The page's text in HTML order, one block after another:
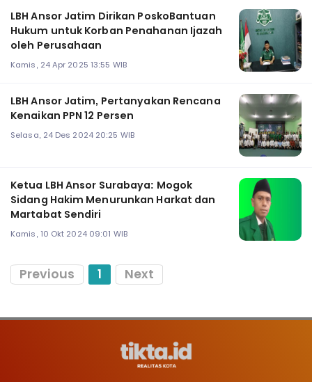
LBH Ansor Jatim Dirikan PoskoBantuan
Hukum untuk Korban Penahanan Ijazah
oleh Perusahaan
Kamis, 24 Apr 2025 13:55 WIB
LBH Ansor Jatim, Pertanyakan Rencana
Kenaikan PPN 12 Persen
Selasa, 24 Des 2024 20:25 WIB
Ketua LBH Ansor Surabaya: Mogok
Sidang Hakim Menurunkan Harkat dan
Martabat Sendiri
Kamis, 10 Okt 2024 09:01 WIB
Previous 1 Next